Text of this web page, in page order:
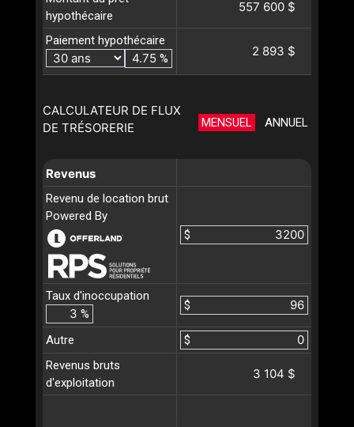
hypothécaire
557 600 $
Paiement hypothécaire
%
2 893 $
CALCULATEUR DE FLUX
DE TRÉSORERIE
MENSUEL ANNUEL
Revenus
Revenu de location brut
Powered By
$
Taux d'inoccupation
%
$
Autre
$
Revenus bruts
d'exploitation
3 104 $